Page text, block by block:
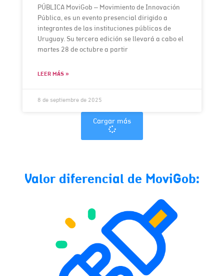
PÚBLICA MoviGob – Movimiento de Innovación
Pública, es un evento presencial dirigido a
integrantes de las instituciones públicas de
Uruguay. Su tercera edición se llevará a cabo el
martes 28 de octubre a partir
LEER MÁS »
8 de septiembre de 2025
Cargar más
Valor diferencial de MoviGob: